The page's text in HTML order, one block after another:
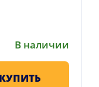
В наличии
КУПИТЬ